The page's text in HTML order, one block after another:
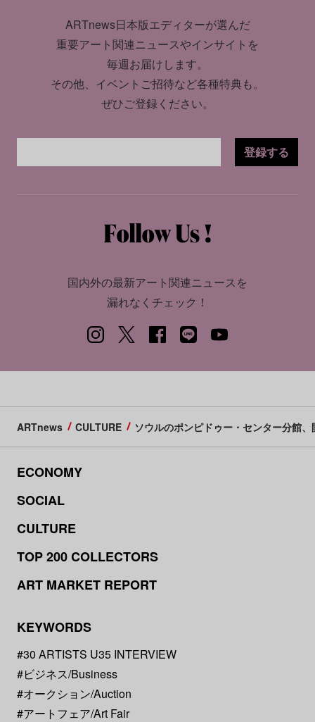
ARTnews日本版エディターが選んだ
重要アート関連ニュースやインサイトを
毎週お届けします。
その他、イベントご招待など各種特典も。
ぜひご登録ください。
登録する
国内外の最新アート関連ニュースを
漏れなくチェック！
ARTnews CULTURE ソウルのポンピドゥー・センター分館
ECONOMY
SOCIAL
CULTURE
TOP 200 COLLECTORS
ART MARKET REPORT
KEYWORDS
#30 ARTISTS U35 INTERVIEW
#ビジネス/Business
#オークション/Auction
#アートフェア/Art Fair